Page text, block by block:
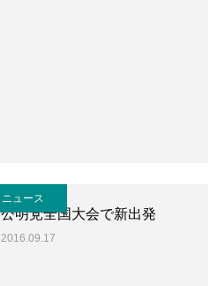
ニュース
公明党全国大会で新出発
2016.09.17